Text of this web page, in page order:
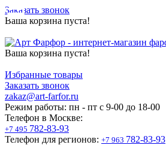
Заказать звонок
Ваша корзина пуста!
Ваша корзина пуста!
Избранные товары
Заказать звонок
zakaz@art-farfor.ru
Режим работы: пн - пт c 9-00 до 18-00
Телефон в Москве:
+7 495 782-83-93
Телефон для регионов: +7 963 782-83-93